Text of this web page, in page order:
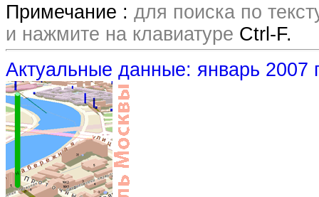
Примечание : для поиска по
и нажмите на клавиатуре Ctrl-F.
Актуальные данные: январь 2007